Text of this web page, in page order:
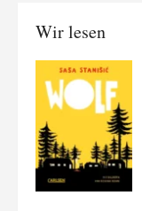
Wir lesen